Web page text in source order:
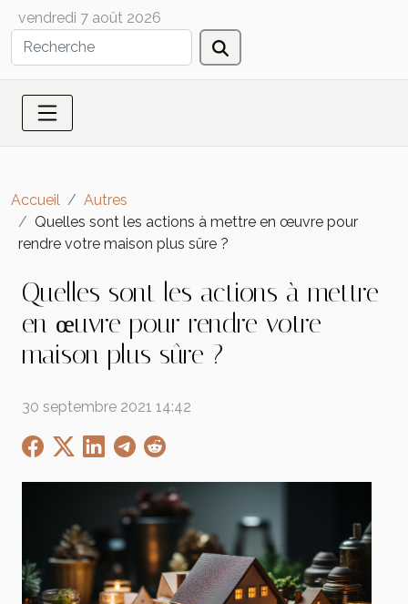
vendredi 7 août 2026
Accueil
Autres
Quelles sont les actions à mettre en œuvre pour
rendre votre maison plus sûre ?
Quelles sont les actions à mettre
en œuvre pour rendre votre
maison plus sûre ?
30 septembre 2021 14:42